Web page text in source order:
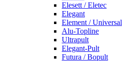
Elesett / Eletec
Elegant
Element / Universal
Alu-Topline
Ultrapult
Elegant-Pult
Futura / Bopult